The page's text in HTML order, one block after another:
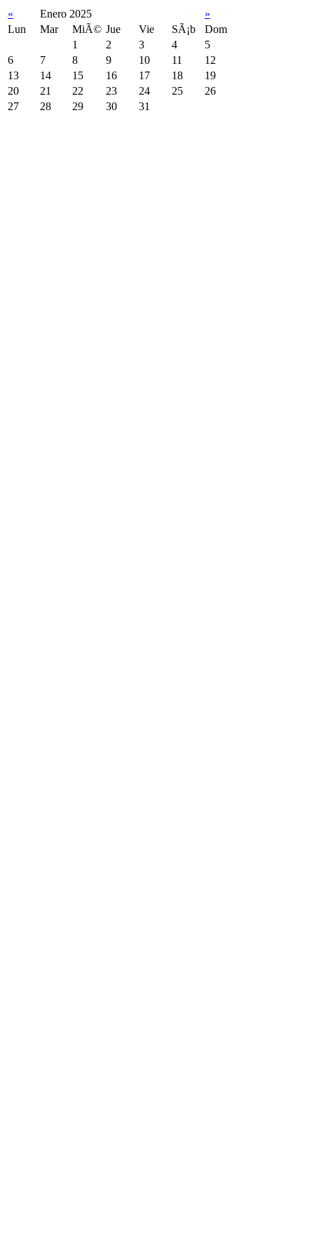
« Enero 2025
»
Lun
Mar MiÃ© Jue Vie SÃ¡b
Dom
1
2 3 4
5
6
7 8 9 10 11
12
13
14 15 16 17 18
19
20
21 22 23 24 25
26
27
28 29 30 31